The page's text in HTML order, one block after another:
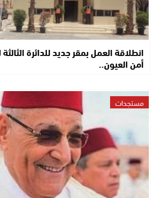
انطلاقة العمل بمقر جديد للدائرة
أمن العيون..
مستجدات